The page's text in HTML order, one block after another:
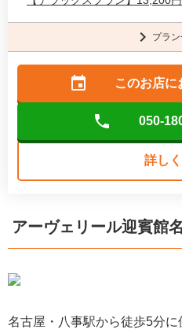
プラ
このお店に
050-
詳し
アーヴェリール迎賓館
名古屋・八事駅から徒歩5分